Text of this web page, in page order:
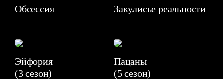
Обсессия Закулисье реальности
Эйфория
(3 сезон)
Пацаны
(5 сезон)